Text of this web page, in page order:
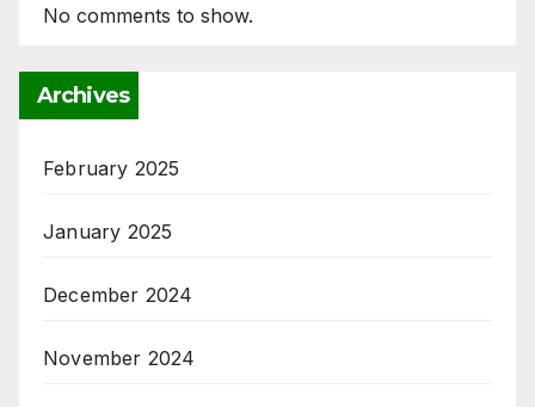
No comments to show.
Archives
February 2025
January 2025
December 2024
November 2024